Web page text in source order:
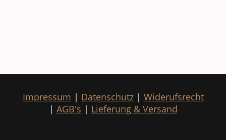
Impressum | Datenschutz| Widerufsrecht
| AGB's | Lieferung & Versand